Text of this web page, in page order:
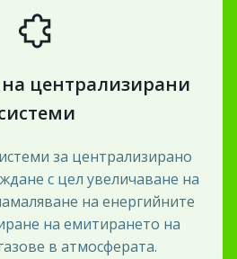
централизирани
за централизирано
с цел увеличаване на
на енергийните
на емитирането на
в атмосферата.